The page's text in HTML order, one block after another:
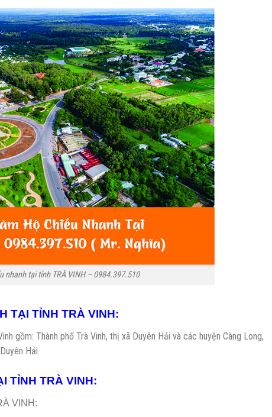
nhanh tại tỉnh TRÀ VINH – 0984.397.510
TẠI TỈNH TRÀ VINH:
gồm: Thành phố Trà Vinh, thị xã Duyên Hải và các huyện Càng Long,
Hải.
TỈNH TRÀ VINH:
VINH: